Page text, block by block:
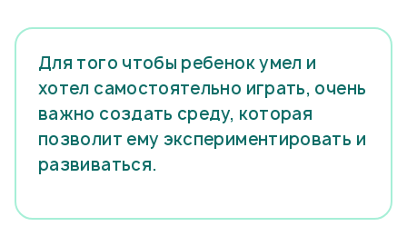
Для того чтобы ребенок умел и
хотел самостоятельно играть, очень
важно создать среду, которая
позволит ему экспериментировать и
развиваться.